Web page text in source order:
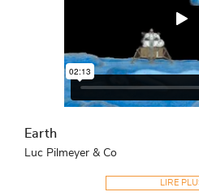
Earth
Luc Pilmeyer & Co
LIRE